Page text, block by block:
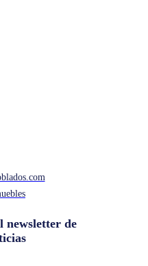
newsletter de